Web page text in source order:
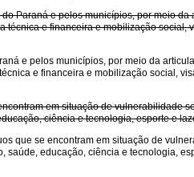
Paraná e pelos municípios, por meio
e financeira e mobilização
e pelos municípios, por meio da
e financeira e mobilização social,
em situação de vulnerabilidade
ciência e tecnologia, esporte e
que se encontram em situação de
educação, ciência e tecnologia,